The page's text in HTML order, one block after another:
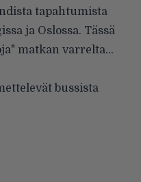
tapahtumista
ja Oslossa. Tässä
matkan varrelta…
bussista